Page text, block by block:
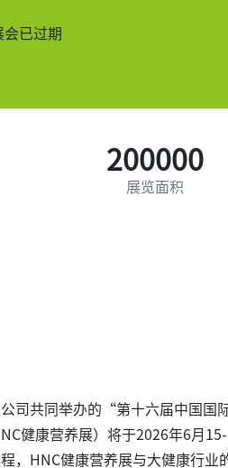
会已过期
200000
展览面积
司共同举办的“第十六届中国国
健康营养展）将于2026年6月
，HNC健康营养展与大健康行业